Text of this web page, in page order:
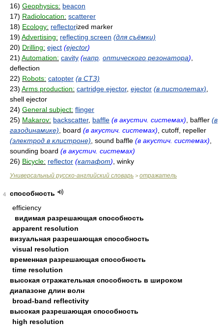
16) Geophysics: beacon
17) Radiolocation: scatterer
18) Ecology: reflectorized marker
19) Advertising: reflecting screen (для съёмки)
20) Drilling: eject (ejector)
21) Automation: cavity (напр оптического резонатора)
deflection
22) Robots: catopter (в СТЗ)
23) Arms production: cartridge ejector, ejector (в пистолетах)
shell ejector
24) General subject: flinger
25) Makarov: backscatter, baffle (в акустич. системах) , baffler (в
газодинамике) , board (в акустич. системах) , cutoff, repeller
(электрод в клистроне) , sound baffle (в акустич. системах)
sounding board (в акустич. системах)
26) Bicycle: reflector (катафот) , winky
Универсальный русско-английский словарь > отражатель
4
способность
efficiency
видимая разрешающая способность
apparent resolution
визуальная разрешающая способность
visual resolution
временная разрешающая способность
time resolution
высокая отражательная способность в широком
диапазоне длин волн
broad-band reflectivity
высокая разрешающая способность
high resolution